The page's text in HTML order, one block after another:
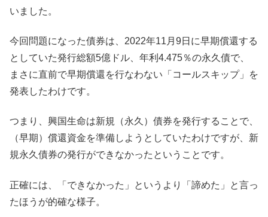
いました。
今回問題になった債券は、2022年11月9日に早期償還する
としていた発行総額5億ドル、年利4.475％の永久債で、
まさに直前で早期償還を行なわない「コールスキップ」を
発表したわけです。
つまり、興国生命は新規（永久）債券を発行することで、
（早期）償還資金を準備しようとしていたわけですが、新
規永久債券の発行ができなかったということです。
正確には、「できなかった」というより「諦めた」と言っ
たほうが的確な様子。